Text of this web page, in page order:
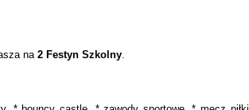
na 2 Festyn Szkolny.